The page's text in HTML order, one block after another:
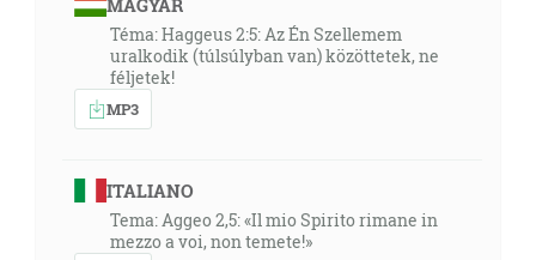
MAGYAR
Téma: Haggeus 2:5: Az Én Szellemem
uralkodik (túlsúlyban van) közöttetek, ne
féljetek!
MP3
ITALIANO
Tema: Aggeo 2,5: «Il mio Spirito rimane in
mezzo a voi, non temete!»